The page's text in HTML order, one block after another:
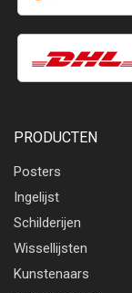
PRODUCTEN
Posters
Ingelijst
Schilderijen
Wissellijsten
Kunstenaars